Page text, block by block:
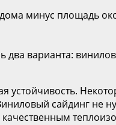
минус площадь
варианта:
сайдинг не